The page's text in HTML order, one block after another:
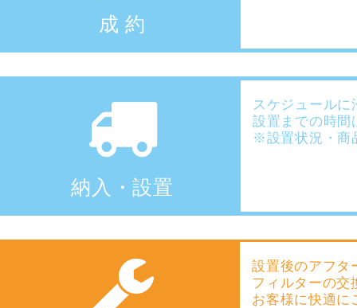
成 約
納入・設置
スケジュール
設置までの時間
※設置状況・商
設置後のアフタ
フィルターの交
お客様に快適に